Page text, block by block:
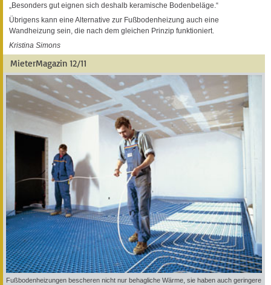
„Besonders gut eignen sich deshalb keramische Bodenbeläge.“
Übrigens kann eine Alternative zur Fußbodenheizung auch eine
Wandheizung sein, die nach dem gleichen Prinzip funktioniert.
Kristina Simons
MieterMagazin 12/11
Fußbodenheizungen bescheren nicht nur behagliche Wärme, sie haben auch geringere